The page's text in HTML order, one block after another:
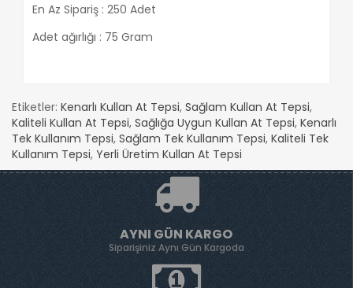
En Az Sipariş : 250 Adet
Adet ağırlığı : 75 Gram
Etiketler: Kenarlı Kullan At Tepsi, Sağlam Kullan At Tepsi,
Kaliteli Kullan At Tepsi, Sağlığa Uygun Kullan At Tepsi, Kenarlı
Tek Kullanım Tepsi, Sağlam Tek Kullanım Tepsi, Kaliteli Tek
Kullanım Tepsi, Yerli Üretim Kullan At Tepsi
AYNI GÜN KARGO
Siparişiniz Aynı Gün Kargoda